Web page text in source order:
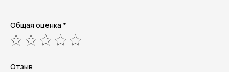
Общая оценка *
Отзыв